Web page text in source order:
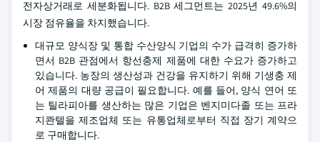
전자상거래로 세분화됩니다. B2B 세그먼트는 2025년 49.6%의
시장 점유율을 차지했습니다.
대규모 양식장 및 통합 수산양식 기업의 수가 급격히 증가하
면서 B2B 관점에서 항선충제 제품에 대한 수요가 증가하고
있습니다. 농장의 생산성과 건강을 유지하기 위해 기생충 제
어 제품의 대량 공급이 필요합니다. 예를 들어, 양식 연어 또
는 틸라피아를 생산하는 많은 기업은 벤지미다졸 또는 프라
지콴텔을 제조업체 또는 유통업체로부터 직접 장기 계약으
로 구매합니다.